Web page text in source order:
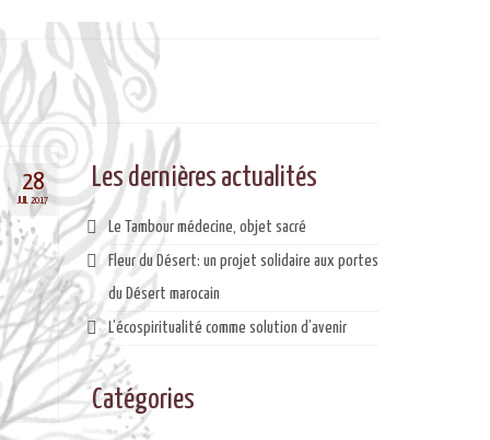
28
JUIL 2017
Les dernières actualités
Le Tambour médecine, objet sacré
Fleur du Désert: un projet solidaire aux portes
du Désert marocain
L’écospiritualité comme solution d’avenir
Catégories